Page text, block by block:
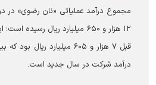
مجموع درآمد عملیاتی «نان رضوی»
۱۲ هزار و ۶۵۰ میلیارد ریال
درآمد شرکت در سال جدید است.